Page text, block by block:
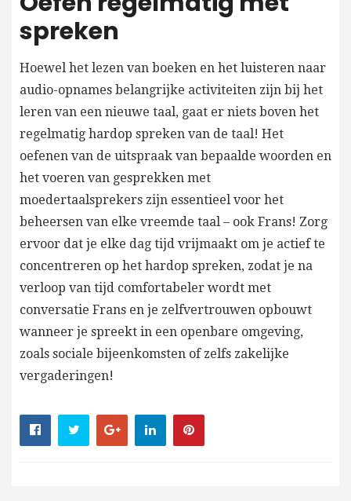
spreken
Hoewel het lezen van boeken en het luisteren naar
audio-opnames belangrijke activiteiten zijn bij het
leren van een nieuwe taal, gaat er niets boven het
regelmatig hardop spreken van de taal! Het
oefenen van de uitspraak van bepaalde woorden en
het voeren van gesprekken met
moedertaalsprekers zijn essentieel voor het
beheersen van elke vreemde taal – ook Frans! Zorg
ervoor dat je elke dag tijd vrijmaakt om je actief te
concentreren op het hardop spreken, zodat je na
verloop van tijd comfortabeler wordt met
conversatie Frans en je zelfvertrouwen opbouwt
wanneer je spreekt in een openbare omgeving,
zoals sociale bijeenkomsten of zelfs zakelijke
vergaderingen!